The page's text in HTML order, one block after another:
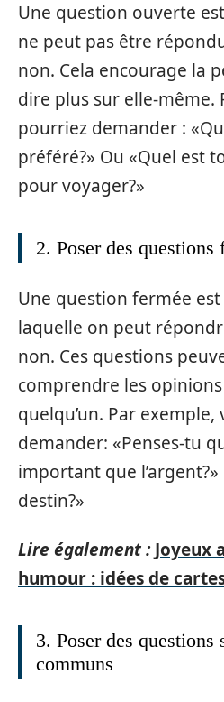
Une question ouverte
ne peut pas être
non. Cela encourage la
dire plus sur elle-même.
pourriez demander :
préféré?» Ou «Quel est
pour voyager?»
2. Poser des questions
Une question fermée
laquelle on peut
non. Ces questions
comprendre les
quelqu’un. Par
demander: «Penses-tu
important que
destin?»
Lire également : Joyeux
humour : idées de
3. Poser des questions
communs